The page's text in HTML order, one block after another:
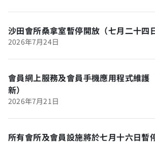
沙田會所桑拿室暫停開放（七月二十四
2026年7月24日
會員網上服務及會員手機應用程式維護
新）
2026年7月21日
所有會所及會員設施將於七月十六日暫